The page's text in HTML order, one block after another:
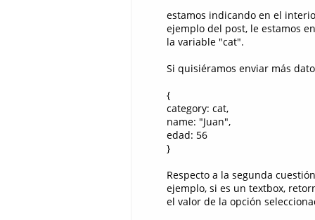
estamos indicando en el
ejemplo del post, le estamos
la variable "cat".
Si quisiéramos enviar más
{
category: cat,
name: "Juan",
edad: 56
}
Respecto a la segunda
ejemplo, si es un textbox,
el valor de la opción